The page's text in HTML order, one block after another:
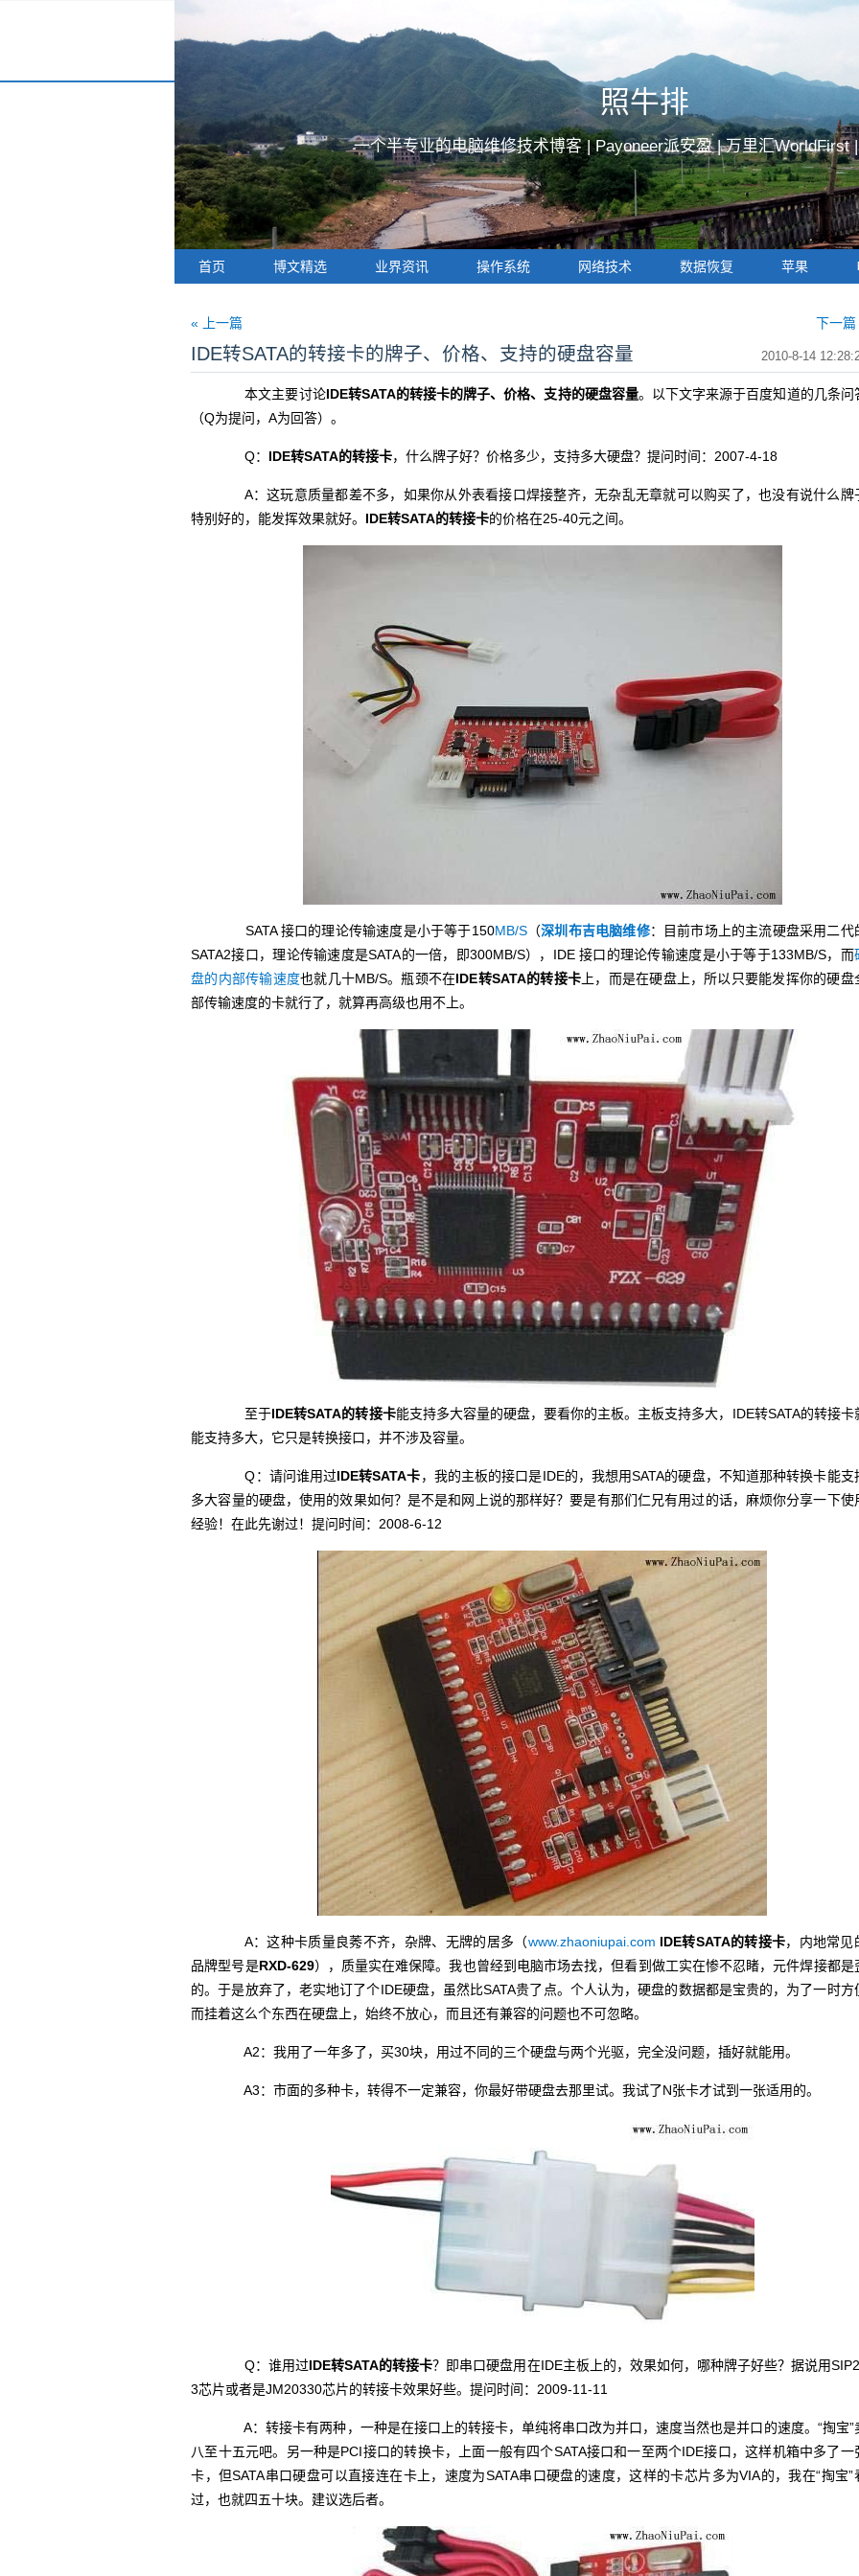
照牛排
一个半专业的电脑维修技术博客 |Payoneer派安盈|万里汇WorldFirst
首页 博文精选 业界资讯 操作系统 网络技术 数据恢复 苹果
« 上一篇 下一篇
2010-8-14
IDE转SATA的转接卡的牌子、价格、支持的硬盘容量
本文主要讨论IDE转SATA的转接卡的牌子、价格、支持的硬盘容量。以下文字来源于百度知道的几条问
（Q为提问，A为回答）。
Q： IDE转SATA的转接卡，什么牌子好？价格多少，支持多大硬盘？提问时间： 2007-4-18
A：这玩意质量都差不多，如果你从外表看接口焊接整齐，无杂乱无章就可以购买了，也没有说什么牌
特别好的，能发挥效果就好。 IDE转SATA的转接卡的价格在25-40元之间。
SATA 接口的理论传输速度是小于等于150MB/S（深圳布吉电脑维修：目前市场上的主流硬盘采用二代
SATA2接口，理论传输速度是SATA的一倍，即300MB/S），IDE 接口的理论传输速度是小于等于133MB/S，而
盘的内部传输速度也就几十MB/S。瓶颈不在IDE转SATA的转接卡 上，而是在硬盘上，所以只要能发挥你的硬盘
部传输速度的卡就行了，就算再高级也用不上。
至于IDE转SATA的转接卡能支持多大容量的硬盘，要看你的主板。主板支持多大，IDE转SATA的转接卡
能支持多大，它只是转换接口，并不涉及容量。
Q：请问谁用过IDE转SATA卡，我的主板的接口是IDE的，我想用SATA的硬盘，不知道那种转换卡能支
多大容量的硬盘，使用的效果如何？是不是和网上说的那样好？要是有那们仁兄有用过的话，麻烦你分享一下使
经验！在此先谢过！提问时间：2008-6-12
A：这种卡质量良莠不齐，杂牌、无牌的居多（www.zhaoniupai.com IDE转SATA的转接卡，内地常见
品牌型号是RXD-629），质量实在难保障。我也曾经到电脑市场去找，但看到做工实在惨不忍睹，元件焊接都是
的。于是放弃了，老实地订了个IDE硬盘，虽然比SATA贵了点。个人认为，硬盘的数据都是宝贵的，为了一时方
而挂着这么个东西在硬盘上，始终不放心，而且还有兼容的问题也不可忽略。
A2：我用了一年多了，买30块，用过不同的三个硬盘与两个光驱，完全没问题，插好就能用。
A3：市面的多种卡，转得不一定兼容，你最好带硬盘去那里试。我试了N张卡才试到一张适用的。
Q：谁用过IDE转SATA的转接卡？即串口硬盘用在IDE主板上的，效果如何，哪种牌子好些？据说用
3芯片或者是JM20330芯片的转接卡效果好些。提问时间： 2009-11-11
A：转接卡有两种，一种是在接口上的转接卡，单纯将串口改为并口，速度当然也是并口的速度。“掏宝”
八至十五元吧。另一种是PCI接口的转换卡，上面一般有四个SATA接口和一至两个IDE接口，这样机箱中多了一
卡，但SATA串口硬盘可以直接连在卡上，速度为SATA串口硬盘的速度，这样的卡芯片多为VIA的，我在“掏宝”
过，也就四五十块。建议选后者。